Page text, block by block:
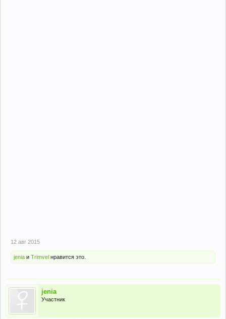
12 авг 2015
jenia и Trimvel нравится это.
jenia
Участник